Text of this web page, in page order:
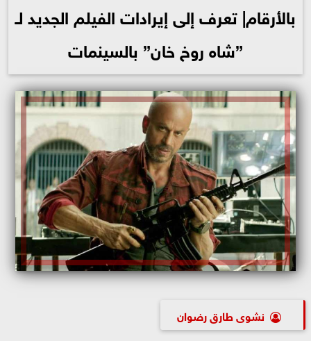
بالأرقام| تعرف إلى إيرادات الفيلم الجديد لـ
”شاه روخ خان” بالسينمات
نشوى طارق رضوان